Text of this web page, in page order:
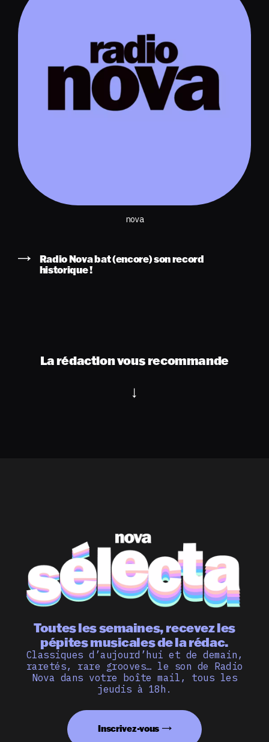
nova
Radio Nova bat (encore) son record
historique !
La rédaction vous recommande
Toutes les semaines, recevez les
pépites musicales de la rédac.
Classiques d’aujourd’hui et de demain,
raretés, rare grooves… le son de Radio
Nova dans votre boîte mail, tous les
jeudis à 18h.
Inscrivez-vous